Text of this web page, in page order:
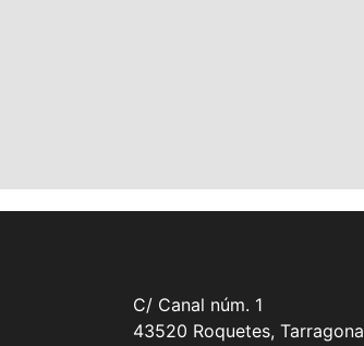
C/ Canal núm. 1
43520 Roquetes, Tarragona